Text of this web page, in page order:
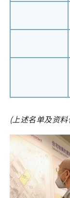
(上述名单及资